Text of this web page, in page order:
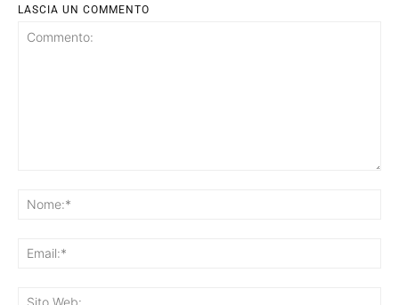
LASCIA UN COMMENTO